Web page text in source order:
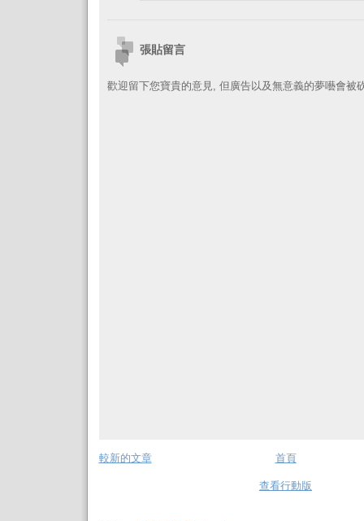
張貼留言
歡迎留下您寶貴的意見, 但廣告以及無意義的夢囈會被
較新的文章 首頁
查看行動版